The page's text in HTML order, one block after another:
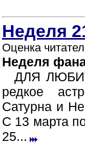
Неделя
Оценка
Неделя
ДЛЯ
редкое
Сатурна и
С 13 марта
25...